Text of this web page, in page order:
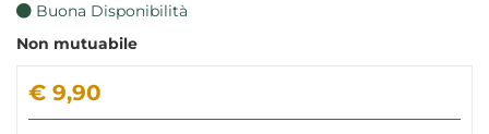
Buona Disponibilità
Non mutuabile
Prezzo
€ 9,90